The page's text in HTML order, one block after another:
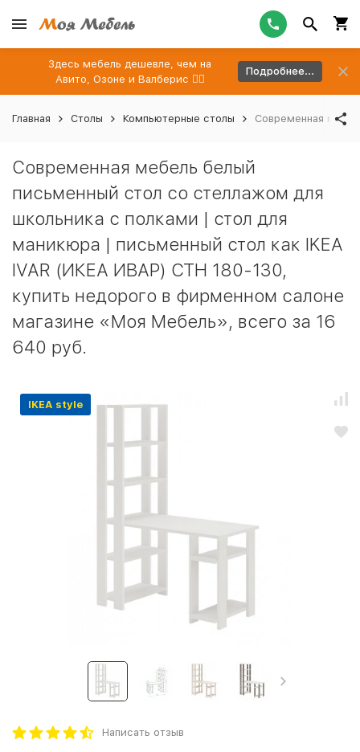
Здесь мебель дешевле, чем на
Авито, Озоне и Валберис 👉🏻
Подробнее...
Главная Столы Компьютерные столы Современная
Современная мебель белый
письменный стол со стеллажом для
школьника с полками | стол для
маникюра | письменный стол как IKEA
IVAR (ИКЕА ИВАР) СТН 180-130,
купить недорого в фирменном салоне
магазине «Моя Мебель», всего за 16
640 руб.
IKEA style
Написать отзыв